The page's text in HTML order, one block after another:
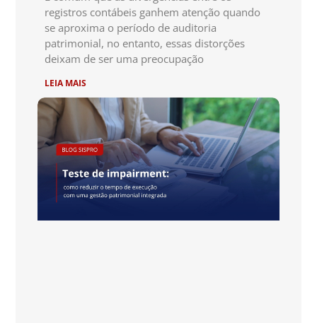
registros contábeis ganhem atenção quando
se aproxima o período de auditoria
patrimonial, no entanto, essas distorções
deixam de ser uma preocupação
LEIA MAIS